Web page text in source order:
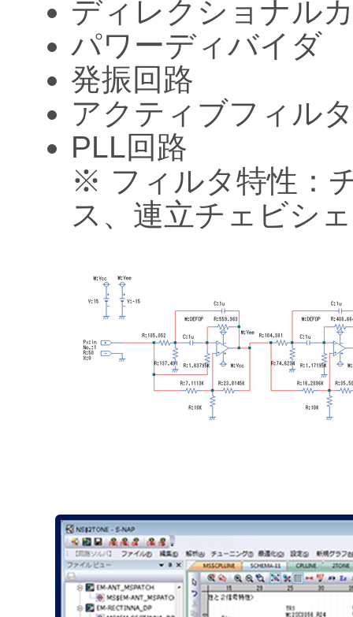
ディレクショナル
パワーディバイダ
発振回路
アクティブフィル
PLL回路
※ フィルタ特性：
ス、連立チェビシ